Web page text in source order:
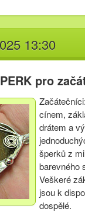
13:30
pro
cínem,
drátem a
šperků z
barevného
Veškeré
jsou k
dospělé.